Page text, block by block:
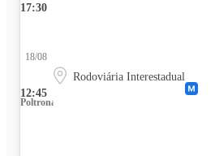
17:30
12:45
18/08
Rodoviária Interestadual
Poltrona